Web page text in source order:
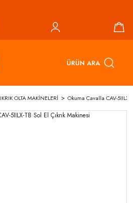
ÜRÜN ARA
OLTA MAKİNELERİ Okuma Cavalla CAV-5IILX-